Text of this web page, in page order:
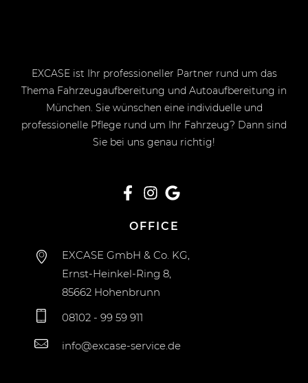
EXCASE ist Ihr professioneller Partner rund um das
Thema Fahrzeugaufbereitung und Autoaufbereitung in
München. Sie wünschen eine individuelle und
professionelle Pflege rund um Ihr Fahrzeug? Dann sind
Sie bei uns genau richtig!
OFFICE
EXCASE GmbH & Co. KG,
Ernst-Heinkel-Ring 8,
85662 Hohenbrunn
08102 - 99 59 911
info@excase-service.de